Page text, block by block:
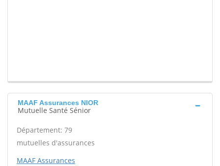
MAAF Assurances NIOR
Mutuelle Santé Sénior
Département: 79
mutuelles d'assurances
MAAF Assurances